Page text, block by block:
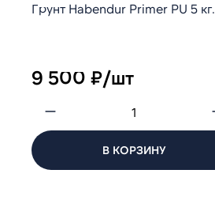
Грунт Habendur Primer PU 5 кг.
9 500 ₽/шт
В КОРЗИНУ